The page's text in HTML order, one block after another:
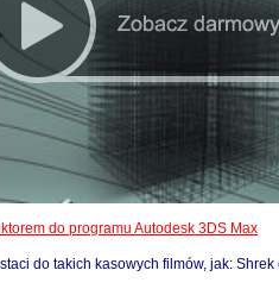
do programu Autodesk 3DS Max
do takich kasowych filmów, jak: